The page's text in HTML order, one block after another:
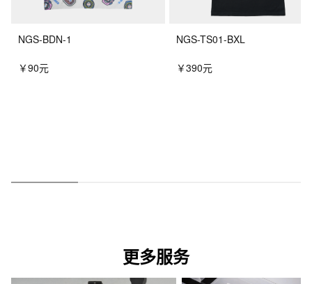
NGS-BDN-1
￥90元
NGS-TS01-BXL
￥390元
更多服务